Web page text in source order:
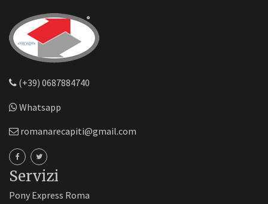
(+39) 0687884740
Whatsapp
romanarecapiti@gmail.com
Servizi
Pony Express Roma